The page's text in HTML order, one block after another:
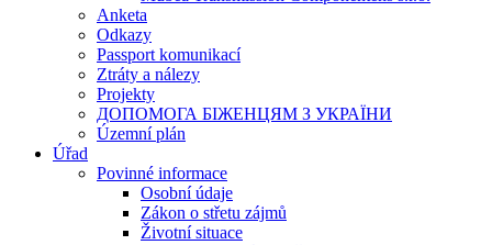
Anketa
Odkazy
Passport komunikací
Ztráty a nálezy
Projekty
ДОПОМОГА БІЖЕНЦЯМ З УКРАЇНИ
Územní plán
Úřad
Povinné informace
Osobní údaje
Zákon o střetu zájmů
Životní situace